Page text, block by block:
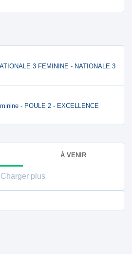
3 FEMININE - NATIONALE 3
- POULE 2 - EXCELLENCE
À VENIR
Charger plus